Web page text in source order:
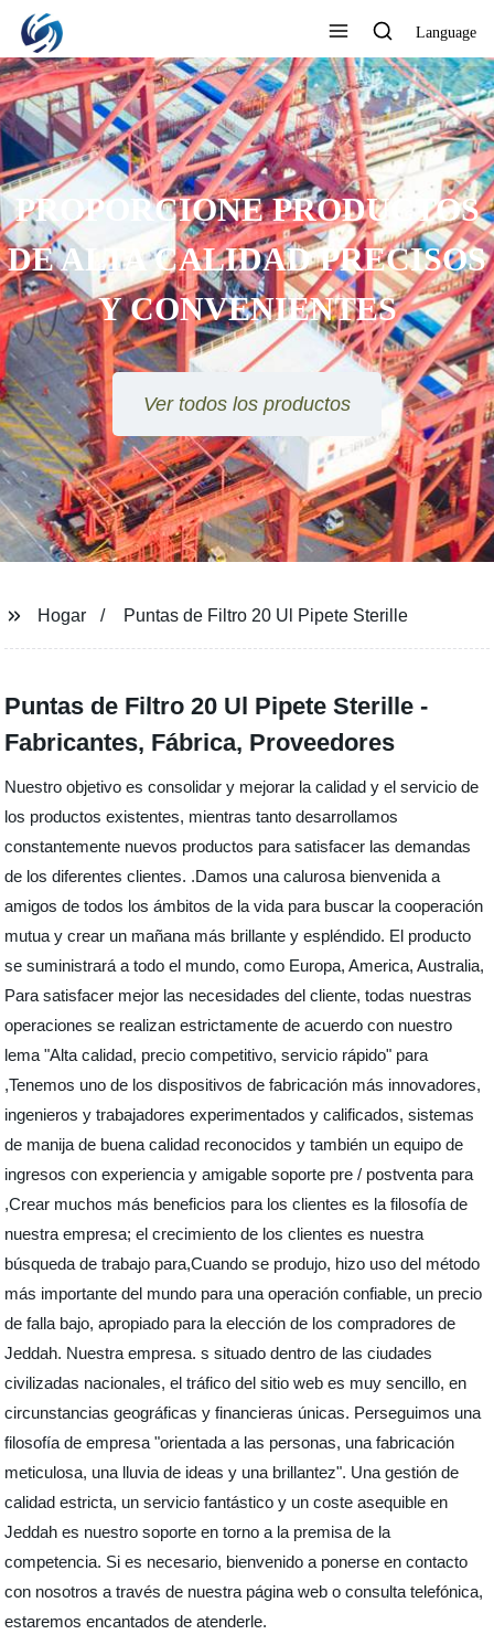
Language
PROPORCIONE PRODUCTOS
DE ALTA CALIDAD PRECISOS
Y CONVENIENTES
Ver todos los productos
Hogar Puntas de Filtro 20 Ul Pipete Sterille
Puntas de Filtro 20 Ul Pipete Sterille -
Fabricantes, Fábrica, Proveedores
Nuestro objetivo es consolidar y mejorar la calidad y el servicio de
los productos existentes, mientras tanto desarrollamos
constantemente nuevos productos para satisfacer las demandas
de los diferentes clientes. .Damos una calurosa bienvenida a
amigos de todos los ámbitos de la vida para buscar la cooperación
mutua y crear un mañana más brillante y espléndido. El producto
se suministrará a todo el mundo, como Europa, America, Australia,
Para satisfacer mejor las necesidades del cliente, todas nuestras
operaciones se realizan estrictamente de acuerdo con nuestro
lema "Alta calidad, precio competitivo, servicio rápido" para
,Tenemos uno de los dispositivos de fabricación más innovadores,
ingenieros y trabajadores experimentados y calificados, sistemas
de manija de buena calidad reconocidos y también un equipo de
ingresos con experiencia y amigable soporte pre / postventa para
,Crear muchos más beneficios para los clientes es la filosofía de
nuestra empresa; el crecimiento de los clientes es nuestra
búsqueda de trabajo para,Cuando se produjo, hizo uso del método
más importante del mundo para una operación confiable, un precio
de falla bajo, apropiado para la elección de los compradores de
Jeddah. Nuestra empresa. s situado dentro de las ciudades
civilizadas nacionales, el tráfico del sitio web es muy sencillo, en
circunstancias geográficas y financieras únicas. Perseguimos una
filosofía de empresa "orientada a las personas, una fabricación
meticulosa, una lluvia de ideas y una brillantez". Una gestión de
calidad estricta, un servicio fantástico y un coste asequible en
Jeddah es nuestro soporte en torno a la premisa de la
competencia. Si es necesario, bienvenido a ponerse en contacto
con nosotros a través de nuestra página web o consulta telefónica,
estaremos encantados de atenderle.